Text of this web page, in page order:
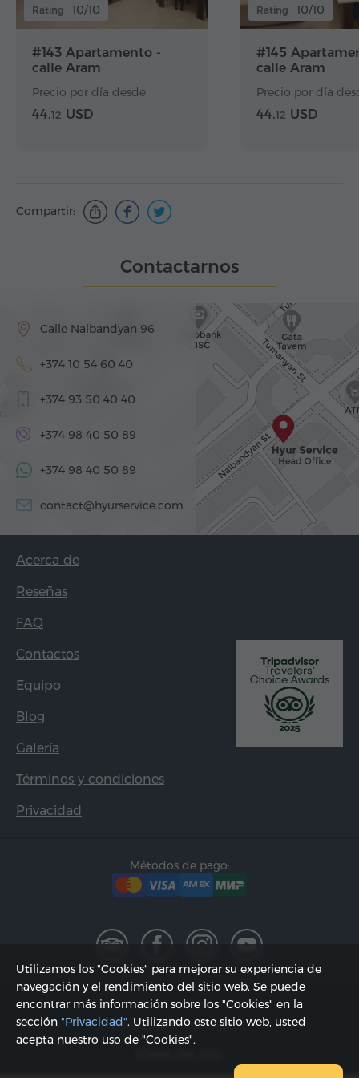
Rating 10/10
#143 Apartamento -
calle Aram
Precio por día desde
44.12 USD
Rating 10/10
#145
calle Aram
Precio por día
44.12 USD
Compartir:
Contactarnos
Calle Nalbandyan 96
+374 10 54 60 40
+374 93 50 40 40
+374 98 40 50 89
+374 98 40 50 89
contact@hyurservice.com
Acerca de
Reseñas
FAQ
Contactos
Equipo
Blog
Galería
Términos y condiciones
Privacidad
Métodos de pago:
2002 - 2026, © "Hyur Service" SRL;
Actualizado 06.08.2026
Utilizamos los "Cookies" para mejorar su experiencia de
navegación y el rendimiento del sitio web. Se puede
encontrar más información sobre los "Cookies" en la
sección "Privacidad". Utilizando este sitio web, usted
acepta nuestro uso de "Cookies".